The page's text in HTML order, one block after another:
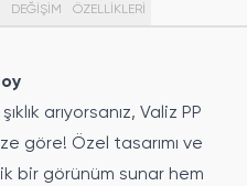
DEĞİŞİM
ÖZELLIKLERI
arıyorsanız, Valiz PP
göre! Özel tasarımı ve
bir görünüm sunar hem